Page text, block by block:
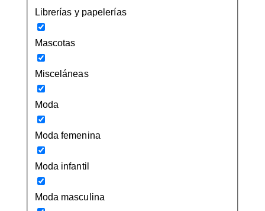
Librerías y papelerías
Mascotas
Misceláneas
Moda
Moda femenina
Moda infantil
Moda masculina